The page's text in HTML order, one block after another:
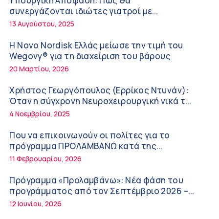
Διακοπές με ασφάλεια
6:20 πμ
Ειρήνη Ζίγκιρη (Ερρίκος Ντυνάν): H θερμική
καταπόνηση στους ηλικιωμένους
εργαζόμενους
6:11 πμ
Σύσκεψη στον ΕΟΦ για την ομαλή λειτουργία
της εφοδιαστικής αλυσίδας των φαρμάκων
στη διάρκεια του καλοκαιριού
12:08 μμ
Μιχάλης Τάτσης, Insurance & Healthcare
Analyst, διευθυντής Επιχειρηματικής
Ανάπτυξης Ομίλου HHG
11:54 πμ
Kavita Patel: Ένα στα πέντε καινοτόμα
φάρμακα φτάνει τελικά στην Ελλάδα
9:21 πμ
Υπάρχει τελικά «δίαιτα θυρεοειδούς»; Τι
συνεργάζονται ιδιώτες γιατροί με
νοσοκομεία του δημοσίου συστήματος
13 Αυγούστου, 2025
Η Novo Nordisk Ελλάς μείωσε την τιμή του
Wegovy® για τη διαχείριση του βάρους
20 Μαρτίου, 2026
Χρήστος Γεωργόπουλος (Ερρίκος Ντυνάν):
Όταν η σύγχρονη Νευροχειρουργική νικά το
φόβο!
4 Νοεμβρίου, 2025
Που να επικοινωνούν οι πολίτες για το
πρόγραμμα ΠΡΟΛΑΜΒΑΝΩ κατά της
παχυσαρκίας
11 Φεβρουαρίου, 2026
Πρόγραμμα «Προλαμβάνω»: Νέα φάση του
προγράμματος από τον Σεπτέμβριο 2026 –
Δωρεάν προληπτικές εξετάσεις έως το 2030
12 Ιουνίου, 2026